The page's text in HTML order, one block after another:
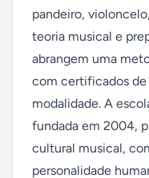
pandeiro,
teoria musical e
abrangem uma
com certificados
modalidade. A
fundada em 2004,
cultural musical,
personalidade